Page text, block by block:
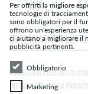
INFORMAZIONI
CONDIZIONI GENERALI DI
INFORMATIVA SULLA PRIVACY
Per offrirti la migliore
tecnologie di
sono obbligatori per il
offrono un'esperienza
ci aiutano a migliorare il
pubblicità pertinenti.
Obbligatorio
Obbligatorio
MarketingMarketing